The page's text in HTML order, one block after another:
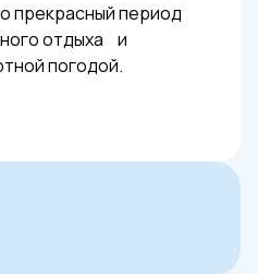
прекрасный период
отдыха и
погодой.